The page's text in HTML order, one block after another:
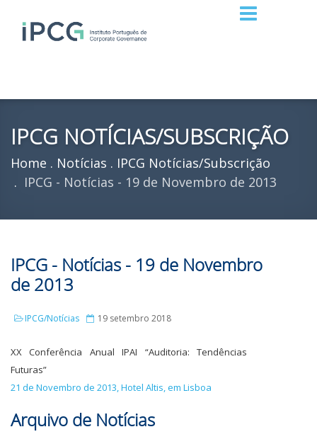
IPCG NOTÍCIAS/SUBSCRIÇÃO
Home Notícias
IPCG Notícias/Subscrição
IPCG - Notícias - 19 de Novembro de 2013
IPCG - Notícias - 19 de Novembro
de 2013
IPCG/Notícias 19 setembro 2018
XX Conferência Anual IPAI “Auditoria: Tendências
Futuras”
21 de Novembro de 2013, Hotel Altis, em Lisboa
Arquivo de Notícias